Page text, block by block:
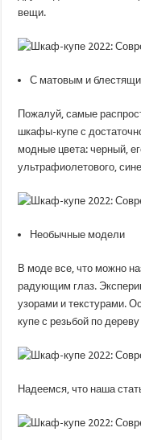
вещи.
С матовым и
Пожалуй, самые
шкафы-купе с
модные цвета: черный,
ультрафиолетового,
Необычные модели
В моде все, что можно
радующим глаз.
узорами и текстурами.
купе с резьбой по
Надеемся, что наша